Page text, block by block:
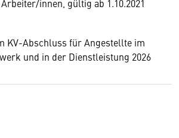
innen, gültig ab 1.10.2021
KV-Abschluss für Angestellte im
und in der Dienstleistung 2026